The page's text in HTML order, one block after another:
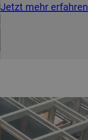
Jetzt mehr erfahren